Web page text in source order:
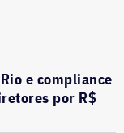
e compliance
por R$